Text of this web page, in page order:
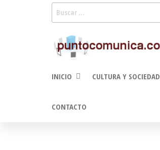
INICIO CULTURA Y SOCIEDAD
CONTACTO